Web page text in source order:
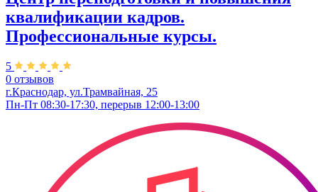
квалификации кадров.
Профессиональные курсы.
5
0 отзывов
г.Краснодар, ул.Трамвайная, 25
Пн-Пт 08:30-17:30, перерыв 12:00-13:00